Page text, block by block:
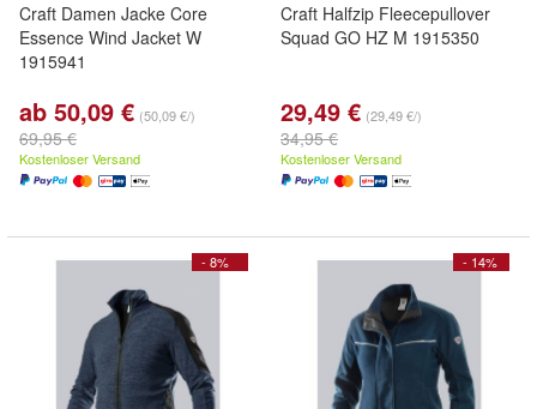
Craft Damen Jacke Core
Essence Wind Jacket W
1915941
ab 50,09 € (50,09 €/)
69,95 €
Kostenloser Versand
Craft Halfzip Fleecepullover
Squad GO HZ M 1915350
29,49 € (29,49 €/)
34,95 €
Kostenloser Versand
- 8% - 14%